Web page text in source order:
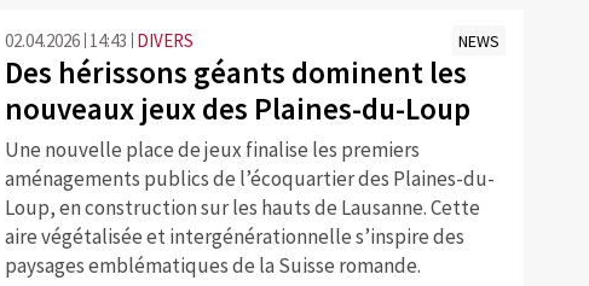
02.04.2026 14:43 DIVERS NEWS
Des hérissons géants dominent les
nouveaux jeux des Plaines-du-Loup
Une nouvelle place de jeux finalise les premiers
aménagements publics de l’écoquartier des Plaines-du-
Loup, en construction sur les hauts de Lausanne. Cette
aire végétalisée et intergénérationnelle s’inspire des
paysages emblématiques de la Suisse romande.